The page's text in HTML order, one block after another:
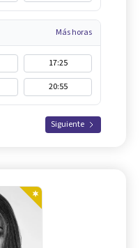
Más horas
17:25
20:55
Siguiente